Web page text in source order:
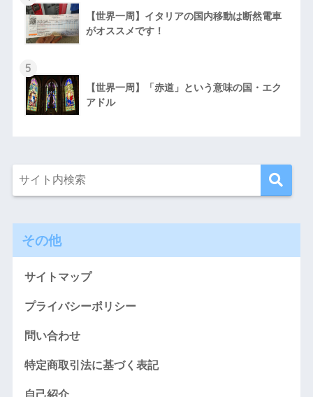
【世界一周】イタリアの国内移動は断然電車
がオススメです！
5
【世界一周】「赤道」という意味の国・エク
アドル
その他
サイトマップ
プライバシーポリシー
問い合わせ
特定商取引法に基づく表記
自己紹介